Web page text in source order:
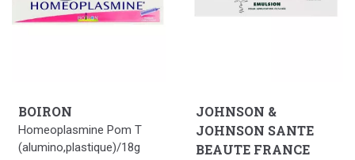
BOIRON
Homeoplasmine Pom T
(alumino,plastique)/18g
JOHNSON &
JOHNSON SANTE
BEAUTE FRANCE